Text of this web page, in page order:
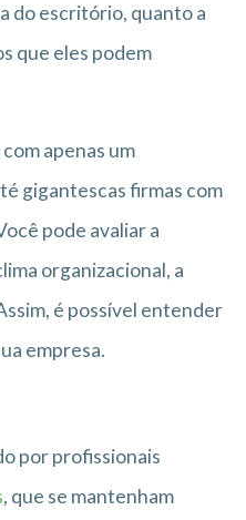
do escritório, quanto a
que eles podem
apenas um
gigantescas firmas com
pode avaliar a
organizacional, a
é possível entender
empresa.
por profissionais
, que se mantenham